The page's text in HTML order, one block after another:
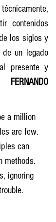
contenidos
los siglos y
un legado
presente y
FERNANDO
a million
are few.
can
methods.
ignoring